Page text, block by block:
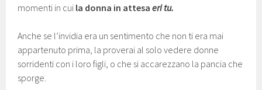
momenti in cui la donna in attesaeri tu.
Anche se l’invidia era un sentimento che non ti era mai
appartenuto prima, la proverai al solo vedere donne
sorridenti con i loro figli, o che si accarezzano la pancia che
sporge.